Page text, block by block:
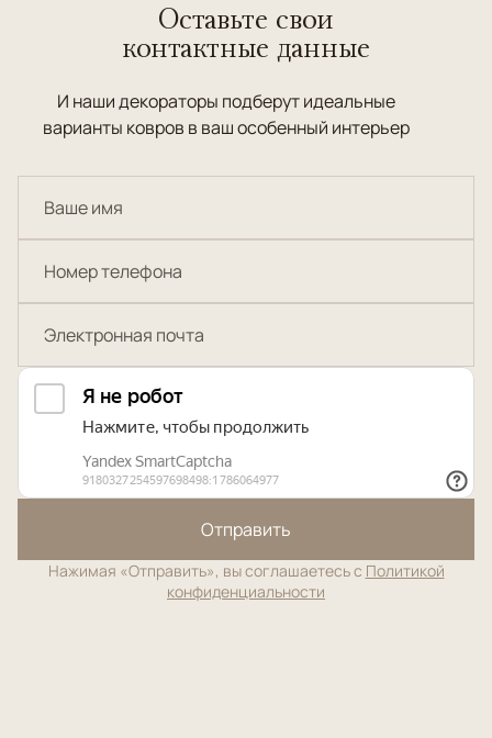
Оставьте свои
контактные данные
И наши декораторы подберут идеальные
варианты ковров в ваш особенный интерьер
Отправить
Нажимая «Отправить», вы соглашаетесь с Политикой
конфиденциальности